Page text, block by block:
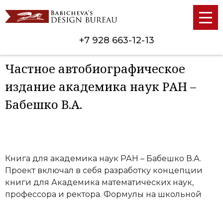
+7 928 663-12-13
Частное автобиографическое
издание академика наук РАН –
Бабешко В.А.
Книга для академика наук РАН – Бабешко В.А.
Проект включал в себя разработку концепции
книги для Академика математических наук,
профессора и ректора. Формулы на школьной